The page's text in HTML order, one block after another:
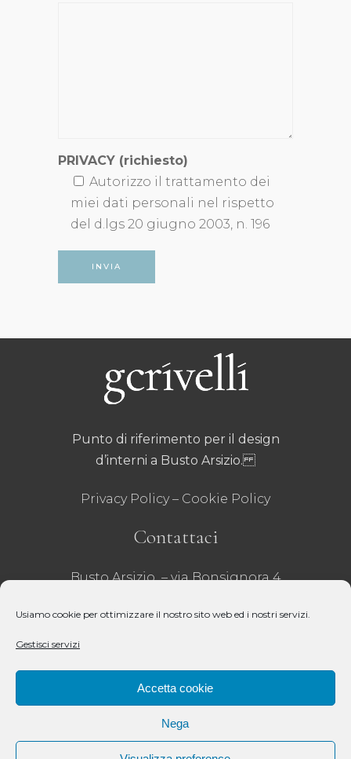
Usiamo cookie per ottimizzare il nostro sito web ed i nostri servizi.
Gestisci servizi
Accetta cookie
Nega
PRIVACY (richiesto)
Autorizzo il trattamento dei
miei dati personali nel rispetto
del d.lgs 20 giugno 2003, n. 196
Punto di riferimento per il design
d’interni a Busto Arsizio.
Privacy Policy– Cookie Policy
Contattaci
Busto Arsizio – via Bonsignora 4
REA VA – 31271 – Cap Sociale 51.000€